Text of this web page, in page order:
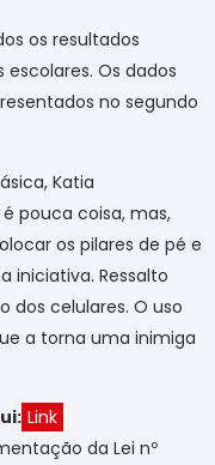
os resultados
Os dados
no segundo
Katia
pouca coisa, mas,
os pilares de pé e
iniciativa. Ressalto
dos celulares. O uso
a torna uma inimiga
Link
da Lei nº